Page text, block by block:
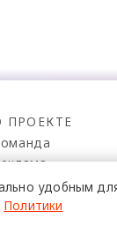
ПРОЕКТЕ
удобным
Политики